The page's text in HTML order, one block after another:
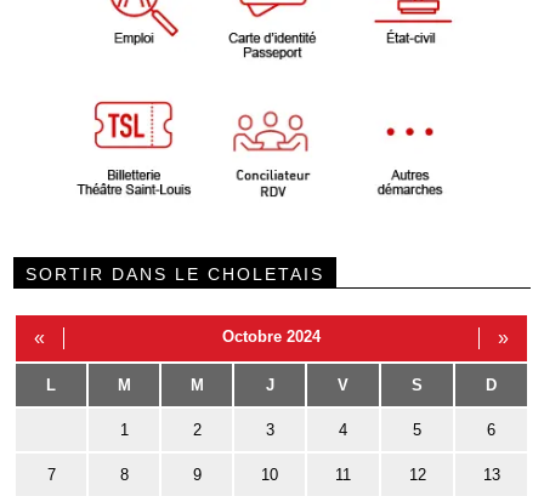
SORTIR DANS LE CHOLETAIS
« Octobre 2024 »
L M M J V S D
1 2 3 4 5 6
7 8 9 10 11 12 13